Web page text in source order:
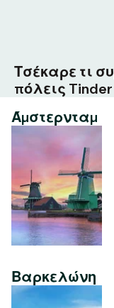
Τσέκαρε τι
πόλεις
Άμστερνταμ
Βαρκελώνη